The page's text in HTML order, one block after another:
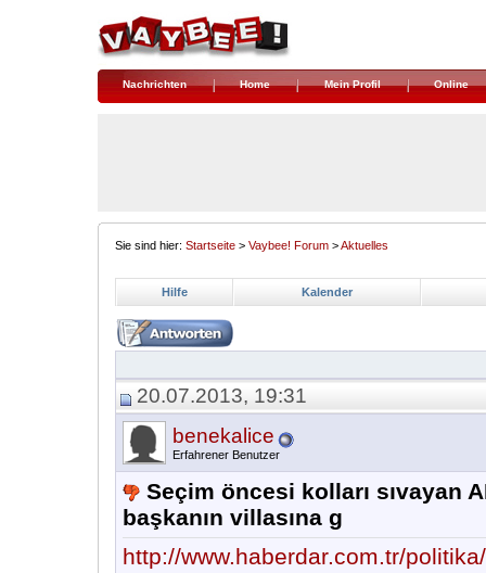
Nachrichten Home Mein Profil Online
Sie sind hier: Startseite > Vaybee! Forum >Aktuelles
Hilfe Kalender
20.07.2013, 19:31
benekalice
Erfahrener Benutzer
Seçim öncesi kolları sıvayan
başkanın villasına g
http://www.haberdar.com.tr/